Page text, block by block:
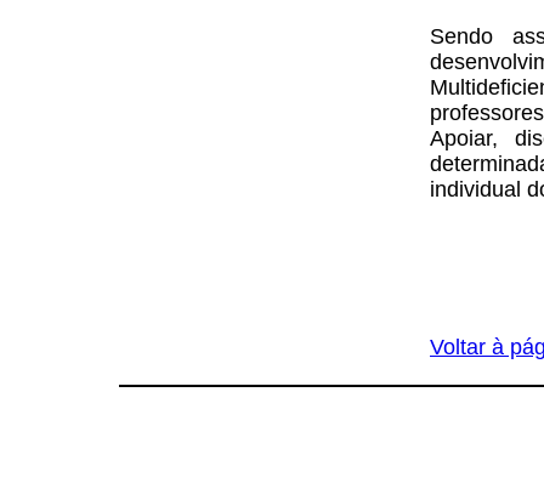
Sendo
Apoiar,
individual
Voltar à